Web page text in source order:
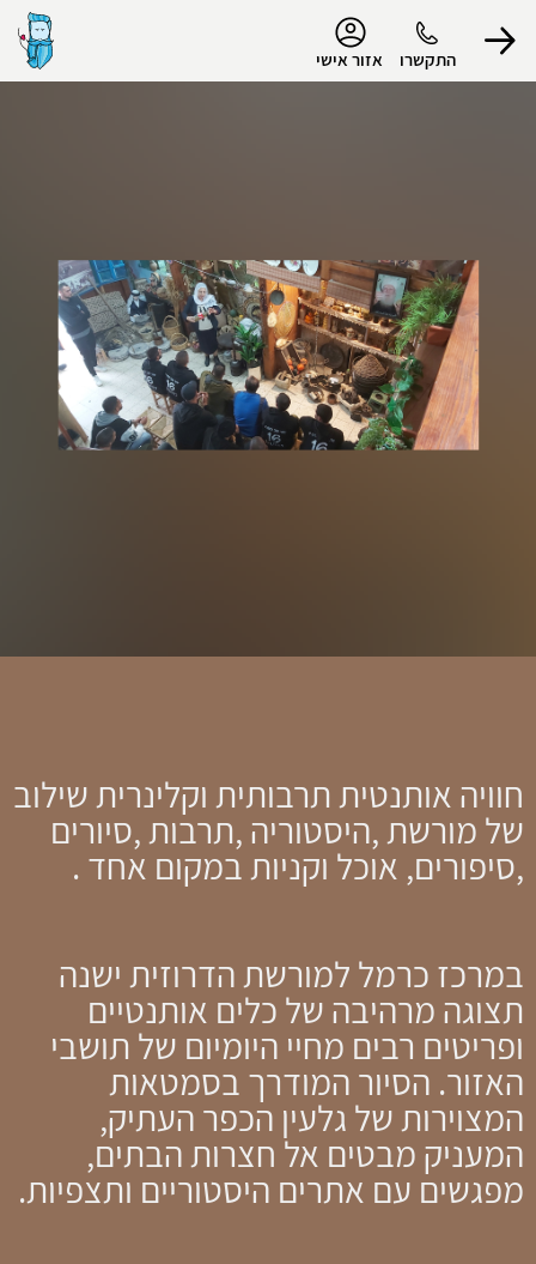
התקשרו אזור אישי
חוויה אותנטית תרבותית וקלינרית שילוב
של מורשת ,היסטוריה ,תרבות ,סיורים
,סיפורים, אוכל וקניות במקום אחד .
במרכז כרמל למורשת הדרוזית ישנה
תצוגה מרהיבה של כלים אותנטיים
ופריטים רבים מחיי היומיום של תושבי
האזור. הסיור המודרך בסמטאות
המצוירות של גלעין הכפר העתיק,
המעניק מבטים אל חצרות הבתים,
מפגשים עם אתרים היסטוריים ותצפיות.